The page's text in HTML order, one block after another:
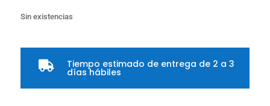
Sin existencias
 Tiempo estimado de entrega de 2 a 3
días hábiles